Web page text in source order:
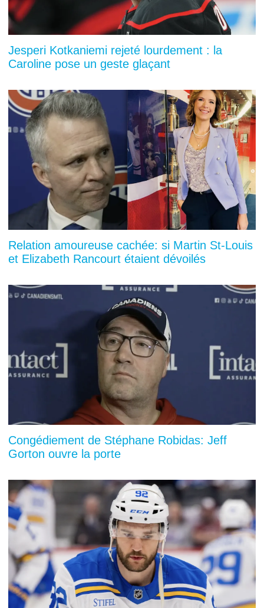
Jesperi Kotkaniemi rejeté lourdement : la
Caroline pose un geste glaçant
Relation amoureuse cachée: si Martin St-Louis
et Elizabeth Rancourt étaient dévoilés
Congédiement de Stéphane Robidas: Jeff
Gorton ouvre la porte